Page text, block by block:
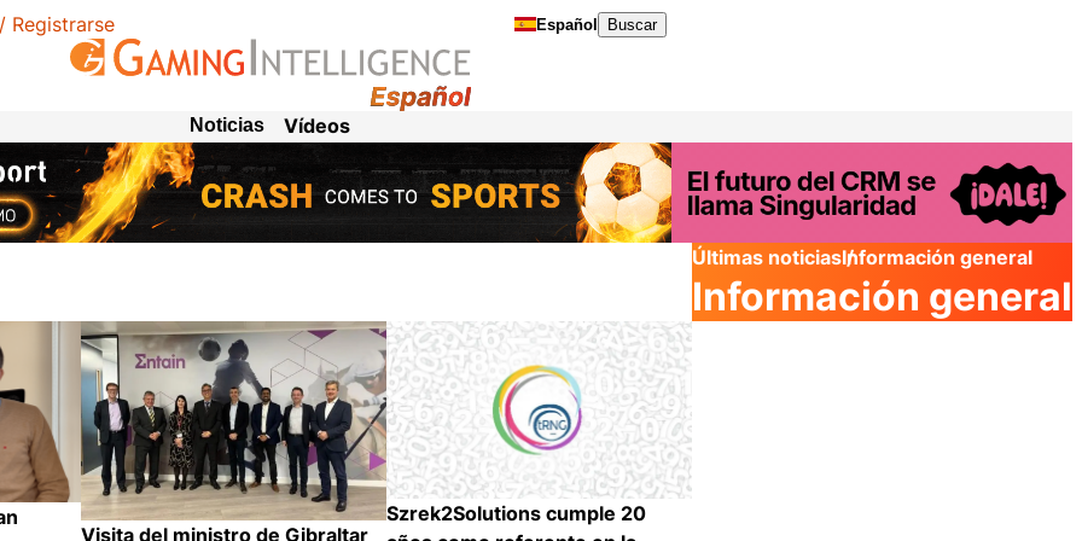
Registrarse Español Buscar
Noticias Vídeos
Últimas noticiasInformación general
Información general
Visita del ministro de Gibraltar
Szrek2Solutions cumple 20